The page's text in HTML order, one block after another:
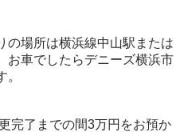
場所は横浜線中山駅または
お車でしたらデニーズ横浜市
完了までの間3万円をお預か